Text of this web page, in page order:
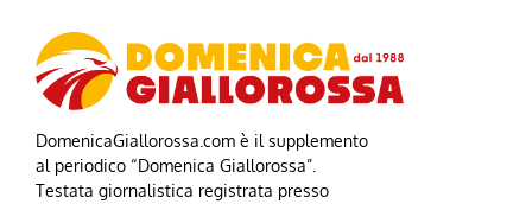
DomenicaGiallorossa.com è il supplemento
al periodico “Domenica Giallorossa”.
Testata giornalistica registrata presso